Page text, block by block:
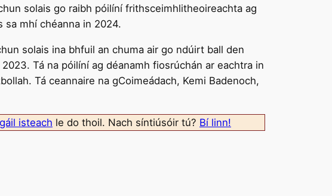
solais go raibh póilíní frithsceimhlitheoireachta ag
sa mhí chéanna in 2024.
solais ina bhfuil an chuma air go ndúirt ball den
Tá na póilíní ag déanamh fiosrúchán ar eachtra in
Tá ceannaire na gCoimeádach, Kemi Badenoch,
isteach le do thoil. Nach síntiúsóir tú? Bí linn!